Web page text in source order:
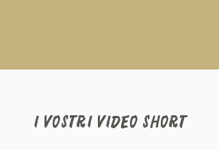
i vostri video short